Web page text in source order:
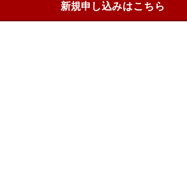
新規申し込みはこちら